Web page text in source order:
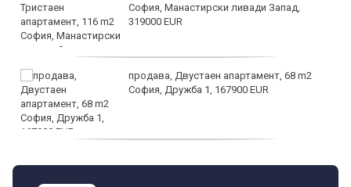
София, Манастирски ливади Запад,
319000 EUR
продава, Двустаен апартамент, 68 m2
София, Дружба 1, 167900 EUR